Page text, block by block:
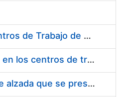
Suministro de Protectores Auditivos a medida para las personas trabajadoras de los Centros de Trabajo de Madrid y Burgos
Suministro de gafas graduadas antiproyecciones para los trabajadores de la FNMT-RCM en los centros de trabajo de Madrid y Burgos
Servicios de una empresa externa para el asesoramiento y resolución de los recursos de alzada que se presentan relacionados con procesos de selección para la FNMT-RCM